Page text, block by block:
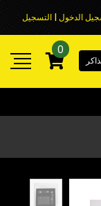
الدخول | التسجيل
0